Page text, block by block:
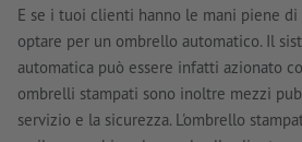
E se i tuoi clienti hanno le mani piene di
optare per un ombrello automatico. Il
automatica può essere infatti azionato
ombrelli stampati sono inoltre mezzi
servizio e la sicurezza. L'ombrello